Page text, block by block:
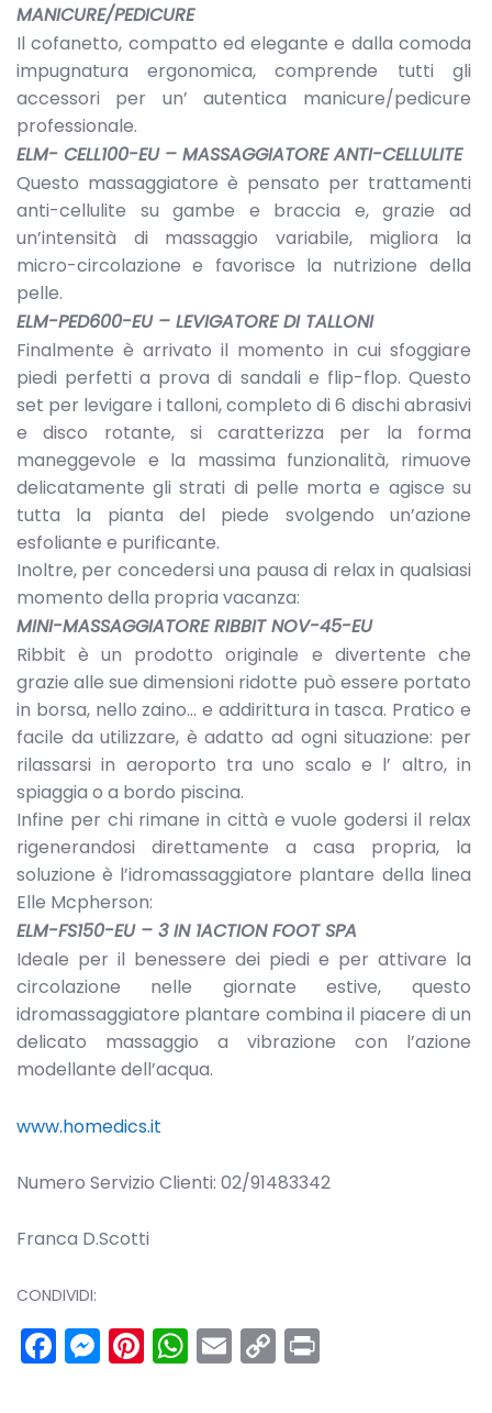
MANICURE/PEDICURE
Il cofanetto, compatto ed elegante e dalla comoda
impugnatura ergonomica, comprende tutti gli
accessori per un’ autentica manicure/pedicure
professionale.
ELM- CELL100-EU – MASSAGGIATORE ANTI-CELLULITE
Questo massaggiatore è pensato per trattamenti
anti-cellulite su gambe e braccia e, grazie ad
un’intensità di massaggio variabile, migliora la
micro-circolazione e favorisce la nutrizione della
pelle.
ELM-PED600-EU – LEVIGATORE DI TALLONI
Finalmente è arrivato il momento in cui sfoggiare
piedi perfetti a prova di sandali e flip-flop. Questo
set per levigare i talloni, completo di 6 dischi abrasivi
e disco rotante, si caratterizza per la forma
maneggevole e la massima funzionalità, rimuove
delicatamente gli strati di pelle morta e agisce su
tutta la pianta del piede svolgendo un’azione
esfoliante e purificante.
Inoltre, per concedersi una pausa di relax in qualsiasi
momento della propria vacanza:
MINI-MASSAGGIATORE RIBBIT NOV-45-EU
Ribbit è un prodotto originale e divertente che
grazie alle sue dimensioni ridotte può essere portato
in borsa, nello zaino… e addirittura in tasca. Pratico e
facile da utilizzare, è adatto ad ogni situazione: per
rilassarsi in aeroporto tra uno scalo e l’ altro, in
spiaggia o a bordo piscina.
Infine per chi rimane in città e vuole godersi il relax
rigenerandosi direttamente a casa propria, la
soluzione è l’idromassaggiatore plantare della linea
Elle Mcpherson:
ELM-FS150-EU – 3 IN 1ACTION FOOT SPA
Ideale per il benessere dei piedi e per attivare la
circolazione nelle giornate estive, questo
idromassaggiatore plantare combina il piacere di un
delicato massaggio a vibrazione con l’azione
modellante dell’acqua.
www.homedics.it
Numero Servizio Clienti: 02/91483342
Franca D.Scotti
CONDIVIDI:
Facebook
Messenger
Pinterest
WhatsApp
Email
Copy
Link